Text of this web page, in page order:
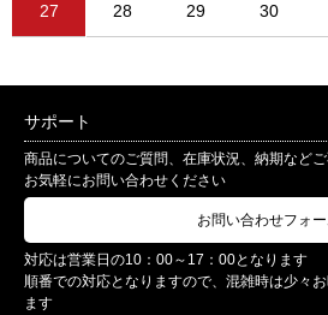
27 28 29 30
サポート
商品についてのご質問、在庫状況、納期など
お気軽にお問い合わせください
お問い合わせフォ
対応は営業日の10：00～17：00となります
順番での対応となりますので、混雑時は少々
ます